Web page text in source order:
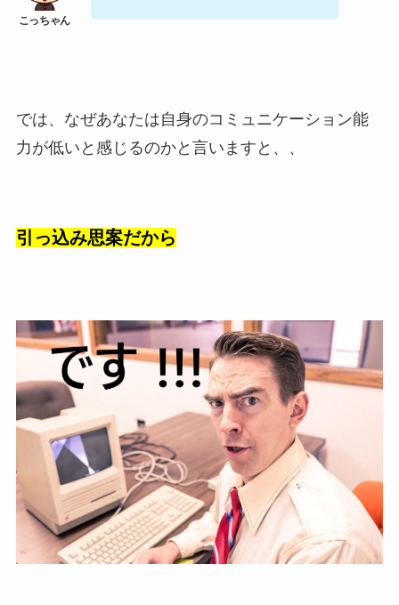
では、なぜあなたは自身のコミュニケーション能
力が低いと感じるのかと言いますと、、
引っ込み思案だから